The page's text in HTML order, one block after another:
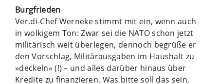
Burgfrieden
Ver.di-Chef Werneke stimmt mit ein, wenn auch
in wolkigem Ton: Zwar sei die NATO schon jetzt
militärisch weit überlegen, dennoch begrüße er
den Vorschlag, Militärausgaben im Haushalt zu
»deckeln« (!) – und alles darüber hinaus über
Kredite zu finanzieren. Was bitte soll das sein,